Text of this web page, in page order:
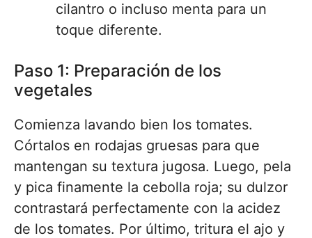
cilantro o incluso menta para un
toque diferente.
Paso 1: Preparación de los
vegetales
Comienza lavando bien los tomates.
Córtalos en rodajas gruesas para que
mantengan su textura jugosa. Luego, pela
y pica finamente la cebolla roja; su dulzor
contrastará perfectamente con la acidez
de los tomates. Por último, tritura el ajo y